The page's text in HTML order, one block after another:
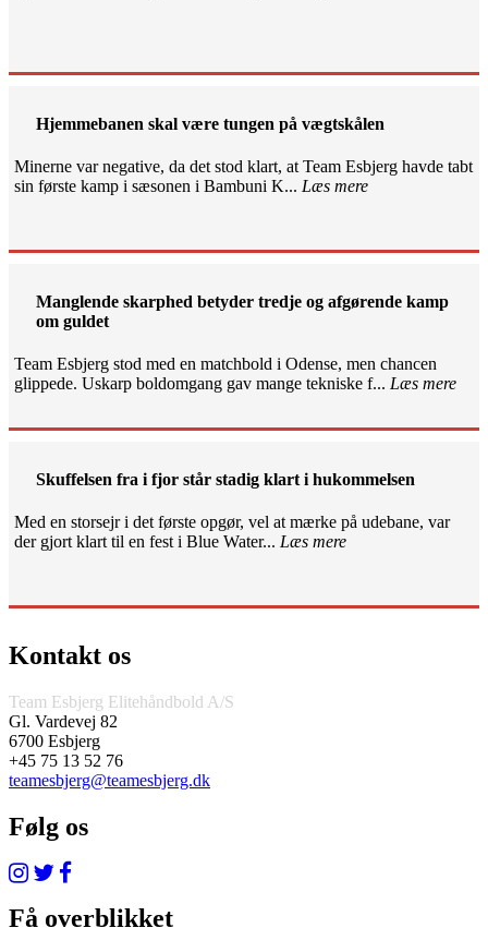
Hjemmebanen skal være tungen på vægtskålen
Minerne var negative, da det stod klart, at Team Esbjerg havde tabt
sin første kamp i sæsonen i Bambuni K... Læs mere
Manglende skarphed betyder tredje og afgørende kamp
om guldet
Team Esbjerg stod med en matchbold i Odense, men chancen
glippede. Uskarp boldomgang gav mange tekniske f... Læs mere
Skuffelsen fra i fjor står stadig klart i hukommelsen
Med en storsejr i det første opgør, vel at mærke på udebane, var
der gjort klart til en fest i Blue Water... Læs mere
Kontakt os
Team Esbjerg Elitehåndbold A/S
Gl. Vardevej 82
6700 Esbjerg
+45 75 13 52 76
teamesbjerg@teamesbjerg.dk
Følg os
Få overblikket